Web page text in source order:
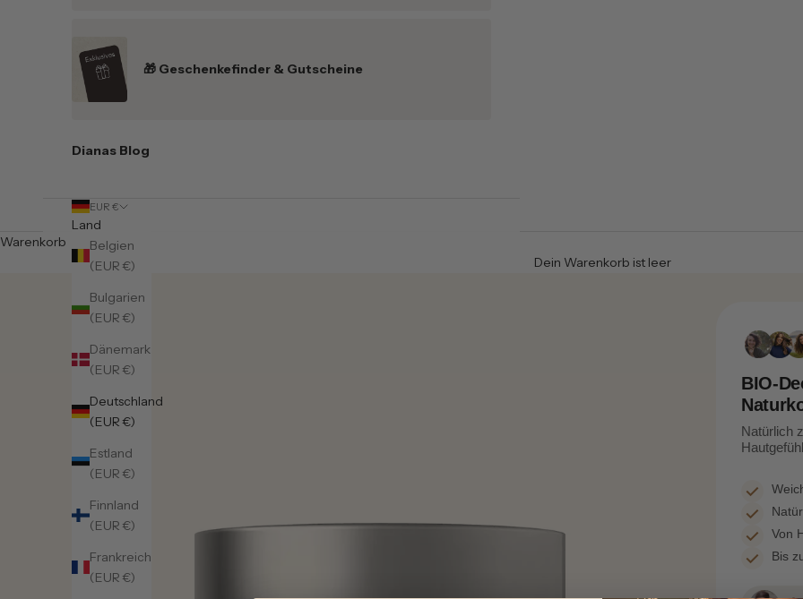
🎁 Geschenkefinder & Gutscheine
Dianas Blog
EUR €
Land
Belgien
(EUR €)
Bulgarien
(EUR €)
Dänemark
(EUR €)
Deutschland
(EUR €)
Estland
(EUR €)
Finnland
(EUR €)
Frankreich
(EUR €)
Warenkorb
Dein Warenkorb ist leer
BIO-
Natürlich
Von
Bis